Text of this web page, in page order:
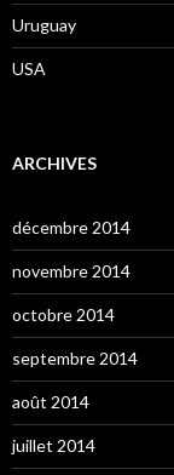
Uruguay
USA
ARCHIVES
décembre 2014
novembre 2014
octobre 2014
septembre 2014
août 2014
juillet 2014